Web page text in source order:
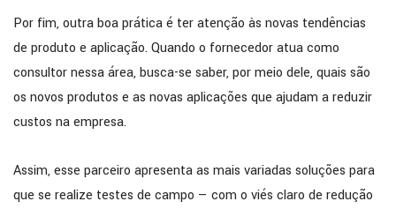
Por fim, outra boa prática é ter atenção às novas tendências
de produto e aplicação. Quando o fornecedor atua como
consultor nessa área, busca-se saber, por meio dele, quais são
os novos produtos e as novas aplicações que ajudam a reduzir
custos na empresa.
Assim, esse parceiro apresenta as mais variadas soluções para
que se realize testes de campo — com o viés claro de redução